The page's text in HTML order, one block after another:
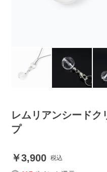
レムリアンシードク
プ
3,900 税込